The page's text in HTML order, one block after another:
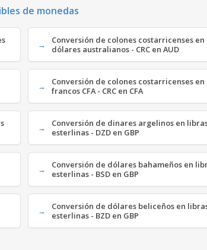
de monedas
Conversión de colones costarricenses en
dólares australianos - CRC en AUD
Conversión de colones costarricenses en
francos CFA - CRC en CFA
Conversión de dinares argelinos en
esterlinas - DZD en GBP
Conversión de dólares bahameños en
esterlinas - BSD en GBP
Conversión de dólares beliceños en
esterlinas - BZD en GBP